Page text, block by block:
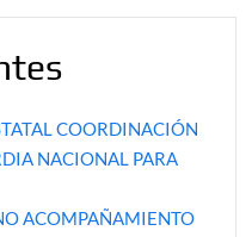
COORDINACIÓN
NACIONAL PARA
ACOMPAÑAMIENTO